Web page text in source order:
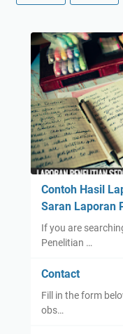
Contoh Hasil
Saran Laporan
If you are
Penelitian …
Contact
Fill in the form
obs…